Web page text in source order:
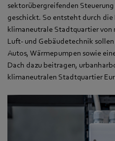
sektorübergreifenden
geschickt. So entsteht durch
klimaneutrale Stadtquartier von
Luft- und Gebäudetechnik
Autos, Wärmepumpen sowie
Dach dazu beitragen,
klimaneutralen Stadtquartier